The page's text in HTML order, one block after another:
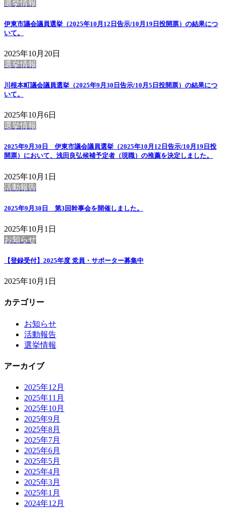
選挙情報
伊東市議会議員選挙（2025年10月12日告示/10月19日投開票）の結果につ
いて。
2025年10月20日
選挙情報
川根本町議会議員選挙（2025年9月30日告示/10月5日投開票）の結果につ
いて。
2025年10月6日
選挙情報
2025年9月30日 伊東市議会議員選挙（2025年10月12日告示/10月19日投
開票）において、浅田良弘候補予定者（現職）の推薦を決定しました。
2025年10月1日
活動報告
2025年9月30日 第3回幹事会を開催しました。
2025年10月1日
お知らせ
【登録受付】2025年度 党員・サポーター募集中
2025年10月1日
カテゴリー
お知らせ
活動報告
選挙情報
アーカイブ
2025年12月
2025年11月
2025年10月
2025年9月
2025年8月
2025年7月
2025年6月
2025年5月
2025年4月
2025年3月
2025年1月
2024年12月